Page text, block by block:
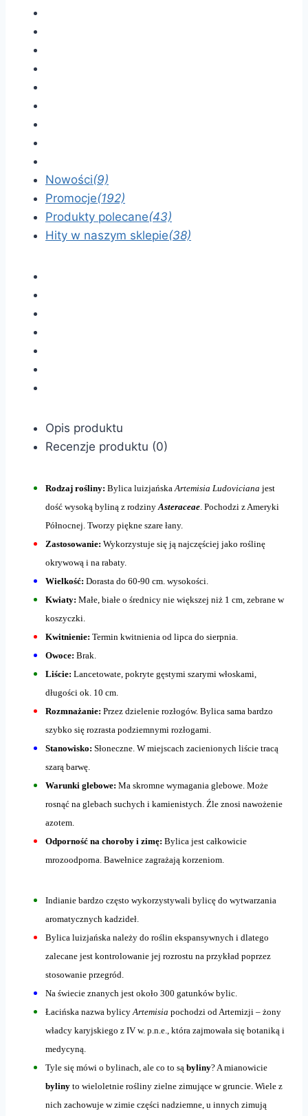
Nowości(9)
Promocje(192)
Produkty polecane(43)
Hity w naszym sklepie(38)
Opis produktu
Recenzje produktu (0)
Rodzaj rośliny: Bylica luizjańskaArtemisia Ludoviciana jest
dość wysoką byliną z rodzinyAsteraceae. Pochodzi z Ameryki
Północnej. Tworzy piękne szare łany.
Zastosowanie: Wykorzystuje się ją najczęściej jako roślinę
okrywową i na rabaty.
Wielkość: Dorasta do 60-90 cm. wysokości.
Kwiaty: Małe, białe o średnicy nie większej niż 1 cm, zebrane w
koszyczki.
Kwitnienie: Termin kwitnienia od lipca do sierpnia.
Owoce: Brak.
Liście: Lancetowate, pokryte gęstymi szarymi włoskami,
długości ok. 10 cm.
Rozmnażanie: Przez dzielenie rozłogów. Bylica sama bardzo
szybko się rozrasta podziemnymi rozłogami.
Stanowisko: Słoneczne. W miejscach zacienionych liście tracą
szarą barwę.
Warunki glebowe: Ma skromne wymagania glebowe. Może
rosnąć na glebach suchych i kamienistych. Źle znosi nawożenie
azotem.
Odporność na choroby i zimę: Bylica jest całkowicie
mrozoodporna. Bawełnice zagrażają korzeniom.
Indianie bardzo często wykorzystywali bylicę do wytwarzania
aromatycznych kadzideł.
Bylica luizjańska należy do roślin ekspansywnych i dlatego
zalecane jest kontrolowanie jej rozrostu na przykład poprzez
stosowanie przegród.
Na świecie znanych jest około 300 gatunków bylic.
Łacińska nazwa bylicyArtemisia pochodzi od Artemizji – żony
władcy karyjskiego z IV w. p.n.e., która zajmowała się botaniką i
medycyną.
Tyle się mówi o bylinach, ale co to są byliny? A mianowicie
byliny to wieloletnie rośliny zielne zimujące w gruncie. Wiele z
nich zachowuje w zimie części nadziemne, u innych zimują